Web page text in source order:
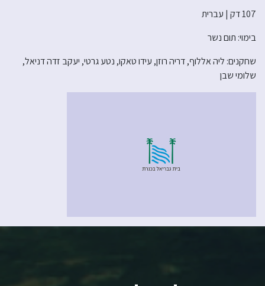
107 דק | עברית
בימוי: תום נשר
שחקנים: ליה אללוף, דריה רוזן, עידו טאקו, נטע גרטי, יעקב זדה דניאל,
שלומי שבן